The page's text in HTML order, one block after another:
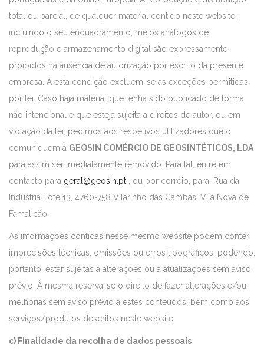
total ou parcial, de qualquer material contido neste website,
incluindo o seu enquadramento, meios análogos de
reprodução e armazenamento digital são expressamente
proibidos na ausência de autorização por escrito da presente
empresa. A esta condição excluem-se as exceções permitidas
por lei. Caso haja material que tenha sido publicado de forma
não intencional e que esteja sujeita a direitos de autor, ou em
violação da lei, pedimos aos respetivos utilizadores que o
comuniquem à GEOSIN COMÉRCIO DE GEOSINTÉTICOS, LDA
para assim ser imediatamente removido. Para tal, entre em
contacto para geral@geosin.pt , ou por correio, para: Rua da
Indústria Lote 13, 4760-758 Vilarinho das Cambas, Vila Nova de
Famalicão.
As informações contidas nesse mesmo website podem conter
imprecisões técnicas, omissões ou erros tipográficos, podendo,
portanto, estar sujeitas a alterações ou a atualizações sem aviso
prévio. À mesma reserva-se o direito de fazer alterações e/ou
melhorias sem aviso prévio a estes conteúdos, bem como aos
serviços/produtos descritos neste website.
c) Finalidade da recolha de dados pessoais